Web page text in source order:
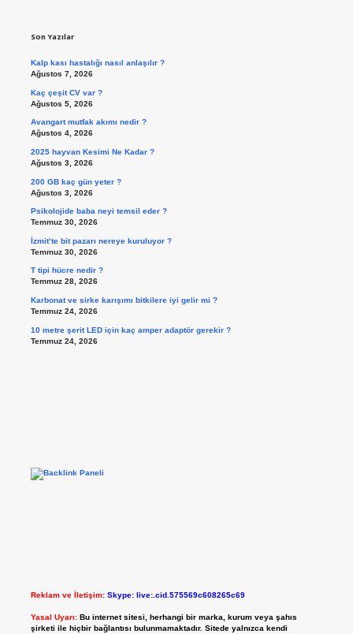
Son Yazılar
Kalp kası hastalığı nasıl anlaşılır ?
Ağustos 7, 2026
Kaç çeşit CV var ?
Ağustos 5, 2026
Avangart mutfak akımı nedir ?
Ağustos 4, 2026
2025 hayvan Kesimi Ne Kadar ?
Ağustos 3, 2026
200 GB kaç gün yeter ?
Ağustos 3, 2026
Psikolojide baba neyi temsil eder ?
Temmuz 30, 2026
İzmit’te bit pazarı nereye kuruluyor ?
Temmuz 30, 2026
T tipi hücre nedir ?
Temmuz 28, 2026
Karbonat ve sirke karışımı bitkilere iyi gelir mi ?
Temmuz 24, 2026
10 metre şerit LED için kaç amper adaptör gerekir ?
Temmuz 24, 2026
Reklam ve İletişim: Skype: live:.cid.575569c608265c69
Yasal Uyarı: Bu internet sitesi, herhangi bir marka, kurum veya şahıs
şirketi ile hiçbir bağlantısı bulunmamaktadır. Sitede yalnızca kendi